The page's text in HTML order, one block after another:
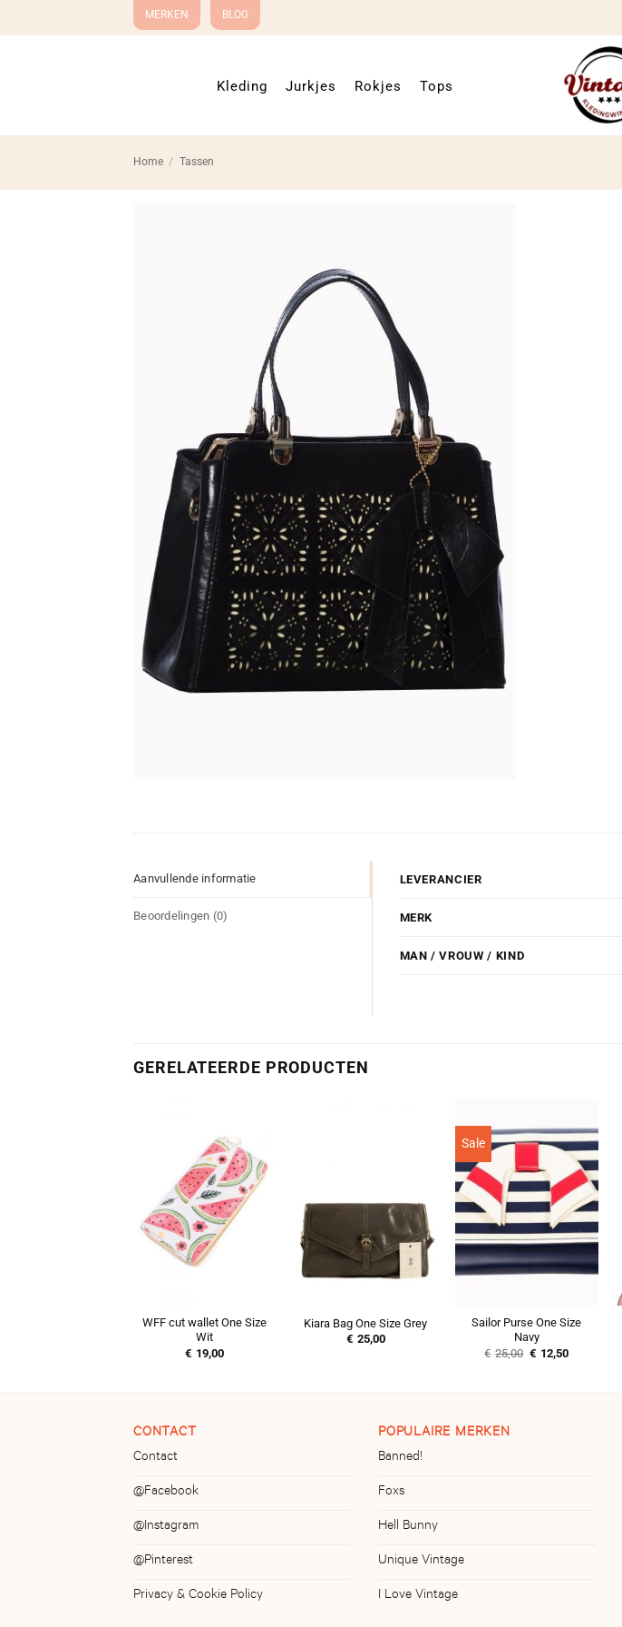
MERKEN BLOG
Kleding Jurkjes Rokjes Tops
Home / Tassen
Aanvullende informatie
Beoordelingen (0)
LEVERANCIER
MERK
MAN / VROUW / KIND
GERELATEERDE PRODUCTEN
WFF cut wallet One Size
Wit
€ 19,00
Kiara Bag One Size Grey
€ 25,00
Sale
Sailor Purse One Size
Navy
€ 25,00 Oorspronkelijke
€ 12,50Huidige
CONTACT
Contact
@Facebook
@Instagram
@Pinterest
Privacy & Cookie Policy
POPULAIRE MERKEN
Banned!
Foxs
Hell Bunny
Unique Vintage
I Love Vintage